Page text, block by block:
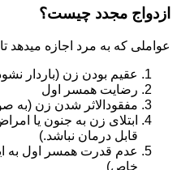
ازدواج مجدد چیست؟
عواملی که به مرد اجازه میدهد
عقیم بودن زن (باردار
رضایت همسر اول
مفقودالاثر شدن زن (به
ابتلای زن به جنون یا
قابل درمان نباشد.)
عدم قدرت همسر اول به
خاص)